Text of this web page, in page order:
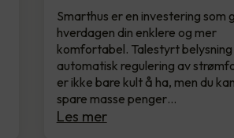
Smarthus er en investering som
hverdagen din enklere og mer
komfortabel. Talestyrt belysning
automatisk regulering av
er ikke bare kult å ha, men du
spare masse penger…
Les mer